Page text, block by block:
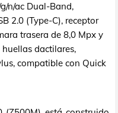
n/ac Dual-Band,
2.0 (Type-C), receptor
trasera de 8,0 Mpx y
dactilares,
compatible con Quick